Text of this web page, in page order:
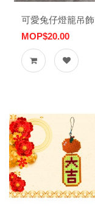
可愛兔仔燈籠吊飾
MOP$20.00